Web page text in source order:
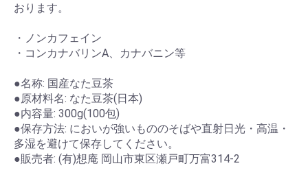
おります。
・ノンカフェイン
・コンカナバリンA、カナバニン等
●名称: 国産なた豆茶
●原材料名: なた豆茶(日本)
●内容量: 300g(100包)
●保存方法: においが強いもののそばや直射日光・高温・
多湿を避けて保存してください。
●販売者: (有)想庵 岡山市東区瀬戸町万富314-2